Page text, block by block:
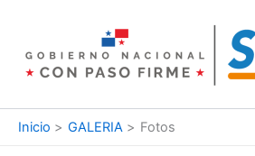
contenido
Inicio GALERIA Fotos